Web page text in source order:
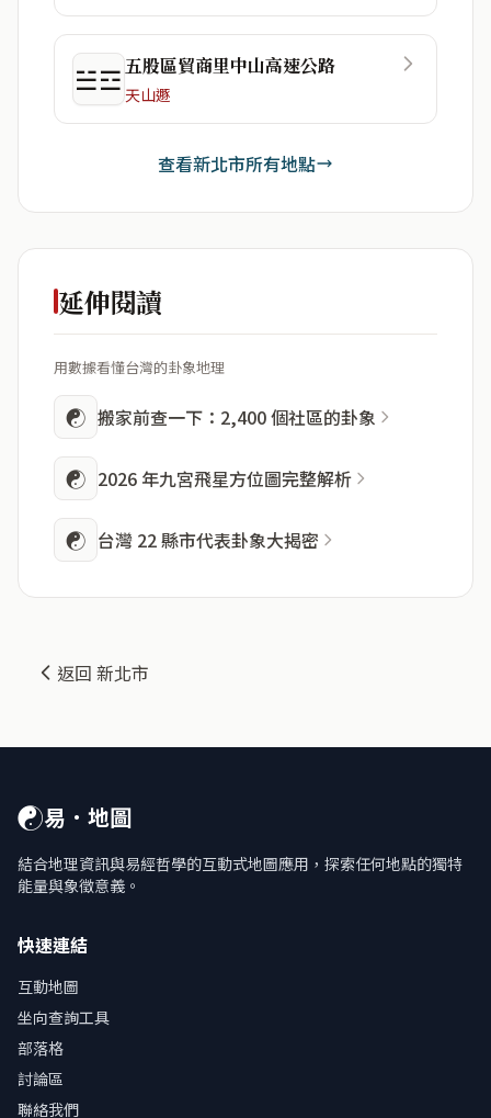
☱☲ 五股區貿商里中山高速公路
天山遯
查看新北市所有地點
延伸閱讀
用數據看懂台灣的卦象地理
☯ 搬家前查一下：2,400 個社區的卦象
☯ 2026 年九宮飛星方位圖完整解析
☯ 台灣 22 縣市代表卦象大揭密
返回 新北市
☯易．地圖
結合地理資訊與易經哲學的互動式地圖應用，探索任何地點的獨特
能量與象徵意義。
快速連結
互動地圖
坐向查詢工具
部落格
討論區
聯絡我們